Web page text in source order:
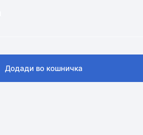
Додади во кошничка